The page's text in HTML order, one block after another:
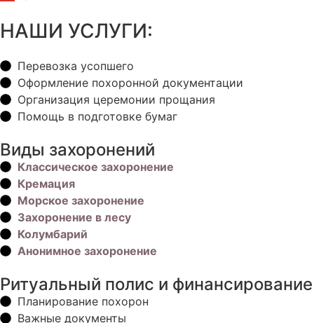
НАШИ УСЛУГИ:
Перевозка усопшего
Оформление похоронной документации
Организация церемонии прощания
Помощь в подготовке бумаг
Виды захоронений
Классическое захоронение
Кремация
Морское захоронение
Захоронение в лесу
Колумбарий
Анонимное захоронение
Ритуальный полис и финансирование
Планирование похорон
Важные документы